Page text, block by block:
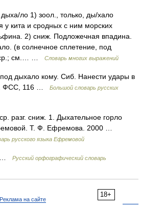
ло 1) зоол., только, ды/хало
у кита и сродных с ним морских
2) сниж. Подложечная впадина.
(в солнечное сплетение, под
ср.; см.… …
Словарь многих выражений
дыхало кому. Сиб. Нанести удары в
ФСС, 116 …
Большой словарь русских
разг. сниж. 1. Дыхательное горло
Т. Ф. Ефремова. 2000 …
русского языка Ефремовой
… Русский орфографический словарь
18+
Реклама на сайте